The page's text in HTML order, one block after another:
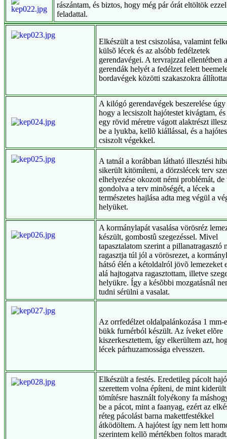
rászántam, és biztos, hogy még pár órát eltöltök
feladattal.
Elkészült a test csiszolása, valamint
külsõ lécek és az alsóbb fedélzetek
gerendavégei. A tervrajzzal ellentétben
gerendák helyét a fedélzet felett
bordavégek közötti szakaszokra
A kilógó gerendavégek beszerelése
hogy a lecsiszolt hajótestet kivágtam, és
egy rövid méretre vágott alaktrészt
be a lyukba, kellõ kiállással, és a
csiszolt végekkel.
A tatnál a korábban látható illesztési
sikerült kitömíteni, a dörzslécek terv
elhelyezése okozott némi problémát, de
gondolva a terv minõségét, a lécek a
természetes hajlása adta meg végül a
helyüket.
A kormánylapát vasalása vörösréz
készült, gombostû szegezéssel. Mivel
tapasztalatom szerint a pillanatragasztó
ragasztja túl jól a vörösrezet, a
hátsó élén a kétoldalról jövõ lemezeket
alá hajtogatva ragasztottam, illetve
helyükre. Így a késõbbi mozgatásnál
tudni sérülni a vasalat.
Az orrfedélzet oldalpalánkozása 1 mm-
bükk furnérból készült. Az íveket elõre
kiszerkesztettem, így elkerültem azt,
lécek párhuzamossága elvesszen.
Elkészült a festés. Eredetileg pácolt
szerettem volna építeni, de mint kiderült
tömítésre használt folyékony fa
be a pácot, mint a faanyag, ezért az
réteg pácolást barna makettfestékkel
átködöltem. A hajótest így nem lett
szerintem kellõ mértékben foltos